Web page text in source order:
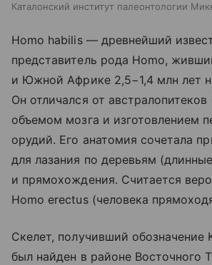
Каталонский институт палеонтологии
Homo habilis — древнейший
представитель рода Homo,
и Южной Африке 2,5−1,4 млн лет
Он отличался от
объемом мозга и изготовлением
орудий. Его анатомия сочетала
для лазания по деревьям
и прямохождения. Считается
Homo erectus (человека
Скелет, получивший обозначение
был найден в районе Восточного